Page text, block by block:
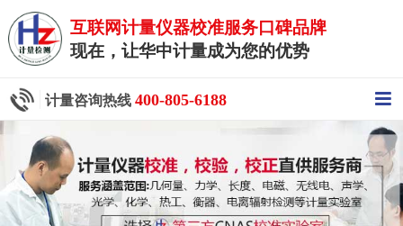
互联网计量仪器校准服务口碑品牌
现在，让华中计量成为您的优势
计量咨询热线 400-805-6188